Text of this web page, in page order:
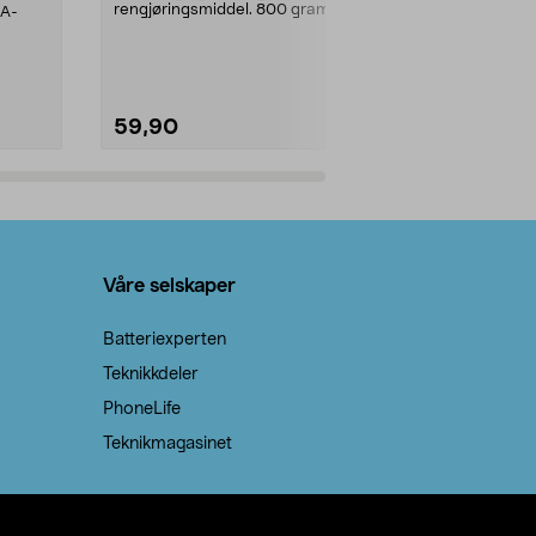
rengjøringsmiddel. 800 gram
59,90
Våre selskaper
Batteriexperten
Teknikkdeler
PhoneLife
Teknikmagasinet